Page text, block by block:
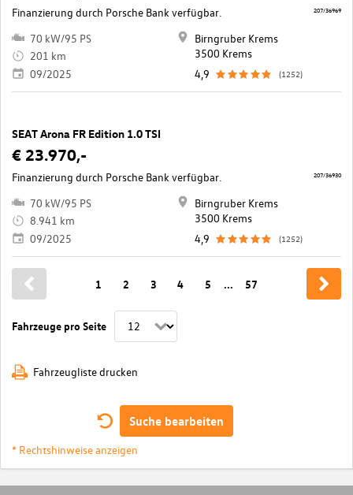
Finanzierung durch Porsche Bank verfügbar.
70 kW/95 PS
201 km
09/2025
Birngruber Krems
3500 Krems
4,9
(1252)
207/36969
SEAT Arona FR Edition 1.0 TSI
€ 23.970,-
Finanzierung durch Porsche Bank verfügbar.
70 kW/95 PS
8.941 km
09/2025
Birngruber Krems
3500 Krems
4,9
(1252)
207/36930
Fahrzeuge pro Seite
1 2 3 4 5 ... 57
Fahrzeugliste drucken
Suche bearbeiten
* Rechtshinweise anzeigen